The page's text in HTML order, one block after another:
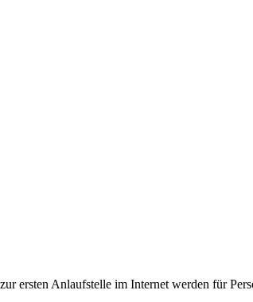
ersten Anlaufstelle im Internet werden für